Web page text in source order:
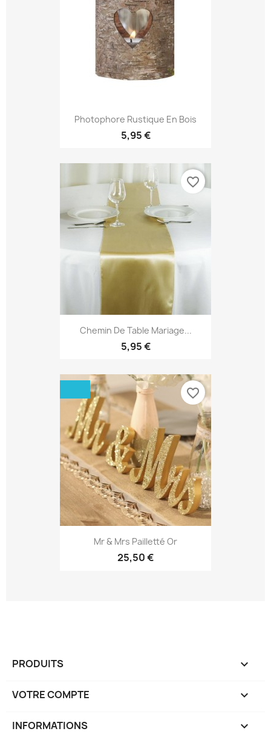
Photophore Rustique En Bois
5,95 €
Chemin De Table Mariage...
5,95 €
favorite_border
Mr & Mrs Pailletté Or
25,50 €
favorite_border
PRODUITS 
VOTRE COMPTE 
INFORMATIONS keyboard_arrow_down